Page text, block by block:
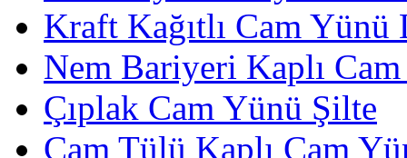
Kraft Kağıtlı Cam Yünü
Nem Bariyeri Kaplı
Çıplak Cam Yünü Şilte
Cam Tülü Kaplı Cam